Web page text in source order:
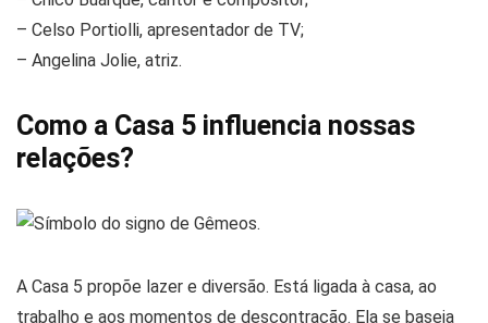
– Celso Portiolli, apresentador de TV;
– Angelina Jolie, atriz.
Como a Casa 5 influencia nossas
relações?
A Casa 5 propõe lazer e diversão. Está ligada à casa, ao
trabalho e aos momentos de descontração. Ela se baseia